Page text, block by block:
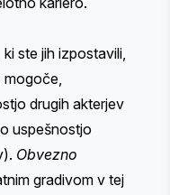
ste jih izpostavili,
mogoče,
drugih akterjev
uspešnostjo
Obvezno
gradivom v tej